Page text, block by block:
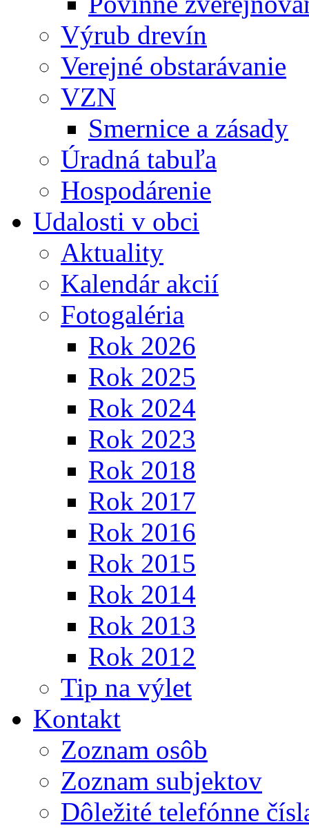
Výrub drevín
Verejné obstarávanie
VZN
Smernice a zásady
Úradná tabuľa
Hospodárenie
Udalosti v obci
Aktuality
Kalendár akcií
Fotogaléria
Rok 2026
Rok 2025
Rok 2024
Rok 2023
Rok 2018
Rok 2017
Rok 2016
Rok 2015
Rok 2014
Rok 2013
Rok 2012
Tip na výlet
Kontakt
Zoznam osôb
Zoznam subjektov
Dôležité telefónne